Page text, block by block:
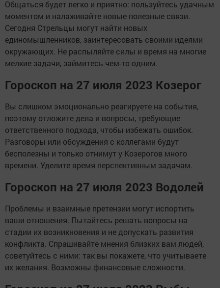
Общаться будет легко и приятно: пользуйтесь удачным
моментом и налаживайте новые полезные связи.
Сегодня Стрельцы могут найти новых
единомышленников, заинтересовать своими идеями
окружающих. Не распыляйте силы и время на многие
мелкие задачи, займитесь чем-то одним.
Гороскоп на 27 июля 2023 Козерог
Вы слишком эмоционально реагируете на события,
поэтому отложите дела и вопросы, требующие
ответственного подхода, чтобы избежать ошибок.
Разговоры или обсуждения с коллегами будут
бесполезны и только отнимут у Козерогов много
времени. Уделите время перспективным задачам.
Гороскоп на 27 июля 2023 Водолей
Проблемы и взаимные претензии могут испортить
ваши отношения. Пытайтесь решать вопросы на
стадии их возникновения и не допускать развития
конфликта. Спрашивайте мнения близких вам людей,
советуйтесь с ними: так вы покажете, что учитываете
их желания. Возможны финансовые сложности.